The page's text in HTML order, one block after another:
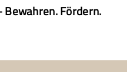
Bewahren. Fördern.